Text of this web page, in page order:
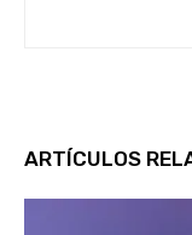
ARTÍCULOS